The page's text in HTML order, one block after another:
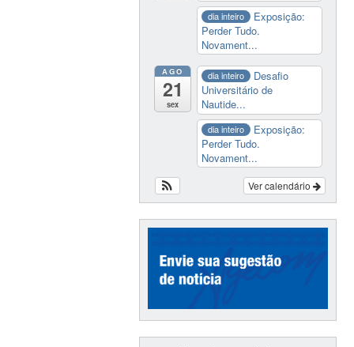
dia inteiro
Exposição:
Perder Tudo.
Novament...
AGO
21
sex
dia inteiro
Desafio
Universitário de
Nautide...
dia inteiro
Exposição:
Perder Tudo.
Novament...
Ver calendário